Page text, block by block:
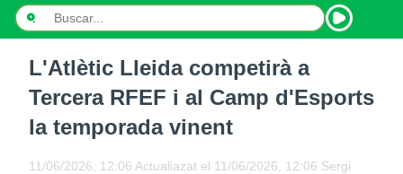
L'Atlètic Lleida competirà a
Tercera RFEF i al Camp d'Esports
la temporada vinent
11/06/2026, 12:06 Actualiazat el 11/06/2026, 12:06 Sergi